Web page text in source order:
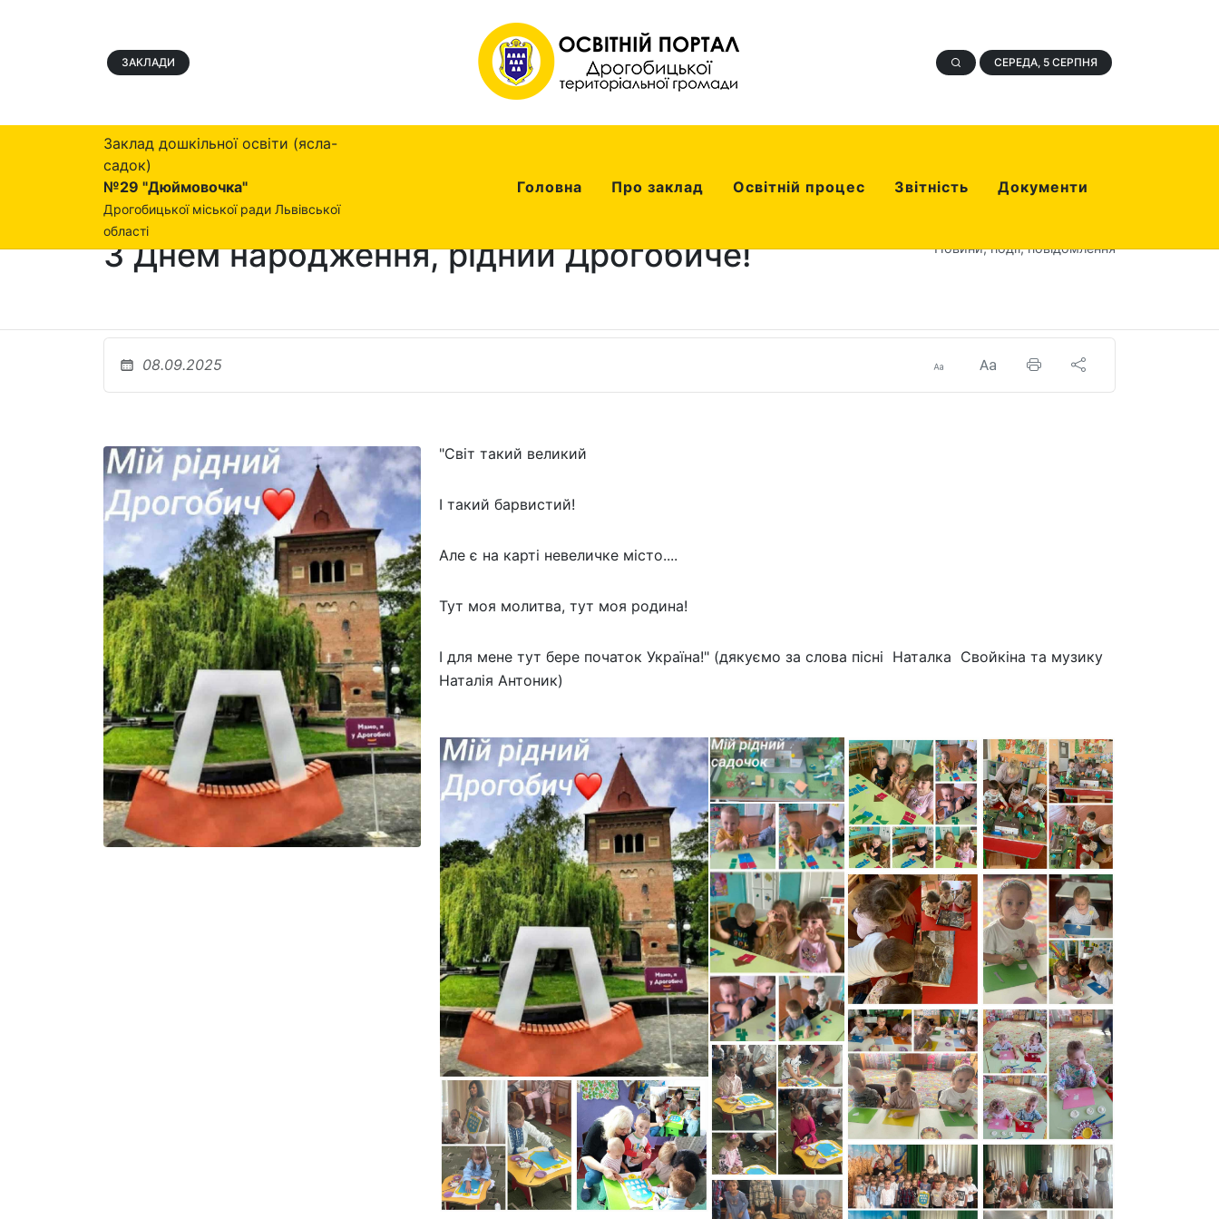
ЗАКЛАДИ СЕРЕДА, 5 СЕРПНЯ
Заклад дошкільної освіти (ясла-
садок)
№29 "Дюймовочка"
Дрогобицької міської ради Львівської
області
Головна Про заклад Освітній процес Звітність Документи
З Днем народження, рідний Дрогобиче! Новини, події, повідомлення
08.09.2025
"Світ такий великий
І такий барвистий!
Але є на карті невеличке місто....
Тут моя молитва, тут моя родина!
І для мене тут бере початок Україна!" (дякуємо за слова пісні Наталка Свойкіна та музику
Наталія Антоник)